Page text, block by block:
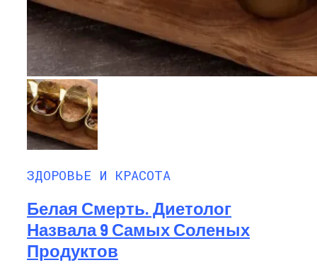
ЗДОРОВЬЕ И КРАСОТА
Белая Смерть. Диетолог
Назвала 9 Самых Соленых
Продуктов